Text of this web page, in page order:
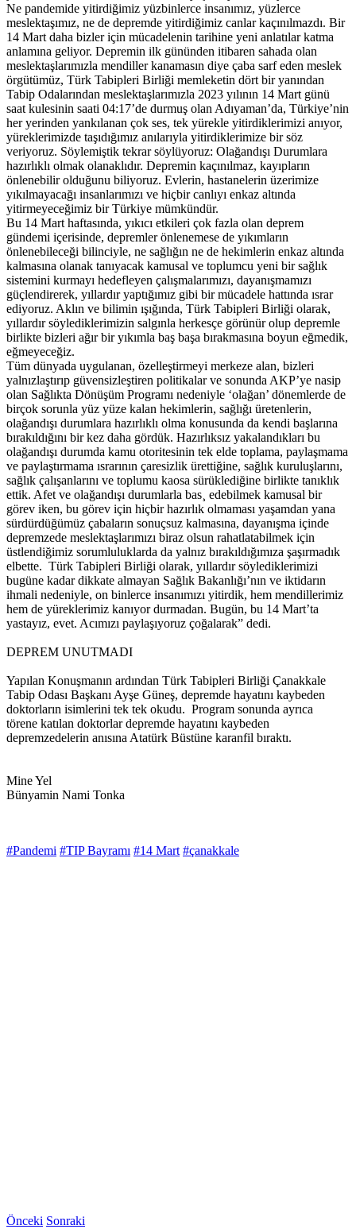
Ne pandemide yitirdiğimiz yüzbinlerce insanımız, yüzlerce
meslektaşımız, ne de depremde yitirdiğimiz canlar kaçınılmazdı. Bir
14 Mart daha bizler için mücadelenin tarihine yeni anlatılar katma
anlamına geliyor. Depremin ilk gününden itibaren sahada olan
meslektaşlarımızla mendiller kanamasın diye çaba sarf eden meslek
örgütümüz, Türk Tabipleri Birliği memleketin dört bir yanından
Tabip Odalarından meslektaşlarımızla 2023 yılının 14 Mart günü
saat kulesinin saati 04:17’de durmuş olan Adıyaman’da, Türkiye’nin
her yerinden yankılanan çok ses, tek yürekle yitirdiklerimizi anıyor,
yüreklerimizde taşıdığımız anılarıyla yitirdiklerimize bir söz
veriyoruz. Söylemiştik tekrar söylüyoruz: Olağandışı Durumlara
hazırlıklı olmak olanaklıdır. Depremin kaçınılmaz, kayıpların
önlenebilir olduğunu biliyoruz. Evlerin, hastanelerin üzerimize
yıkılmayacağı insanlarımızı ve hiçbir canlıyı enkaz altında
yitirmeyeceğimiz bir Türkiye mümkündür.
Bu 14 Mart haftasında, yıkıcı etkileri çok fazla olan deprem
gündemi içerisinde, depremler önlenemese de yıkımların
önlenebileceği bilinciyle, ne sağlığın ne de hekimlerin enkaz altında
kalmasına olanak tanıyacak kamusal ve toplumcu yeni bir sağlık
sistemini kurmayı hedefleyen çalışmalarımızı, dayanışmamızı
güçlendirerek, yıllardır yaptığımız gibi bir mücadele hattında ısrar
ediyoruz. Aklın ve bilimin ışığında, Türk Tabipleri Birliği olarak,
yıllardır söylediklerimizin salgınla herkesçe görünür olup depremle
birlikte bizleri ağır bir yıkımla baş başa bırakmasına boyun eğmedik,
eğmeyeceğiz.
Tüm dünyada uygulanan, özelleştirmeyi merkeze alan, bizleri
yalnızlaştırıp güvensizleştiren politikalar ve sonunda AKP’ye nasip
olan Sağlıkta Dönüşüm Programı nedeniyle ‘olağan’ dönemlerde de
birçok sorunla yüz yüze kalan hekimlerin, sağlığı üretenlerin,
olağandışı durumlara hazırlıklı olma konusunda da kendi başlarına
bırakıldığını bir kez daha gördük. Hazırlıksız yakalandıkları bu
olağandışı durumda kamu otoritesinin tek elde toplama, paylaşmama
ve paylaştırmama ısrarının çaresizlik ürettiğine, sağlık kuruluşlarını,
sağlık çalışanlarını ve toplumu kaosa sürüklediğine birlikte tanıklık
ettik. Afet ve olağandışı durumlarla bas¸ edebilmek kamusal bir
görev iken, bu görev için hiçbir hazırlık olmaması yaşamdan yana
sürdürdüğümüz çabaların sonuçsuz kalmasına, dayanışma içinde
depremzede meslektaşlarımızı biraz olsun rahatlatabilmek için
üstlendiğimiz sorumluluklarda da yalnız bırakıldığımıza şaşırmadık
elbette. Türk Tabipleri Birliği olarak, yıllardır söylediklerimizi
bugüne kadar dikkate almayan Sağlık Bakanlığı’nın ve iktidarın
ihmali nedeniyle, on binlerce insanımızı yitirdik, hem mendillerimiz
hem de yüreklerimiz kanıyor durmadan. Bugün, bu 14 Mart’ta
yastayız, evet. Acımızı paylaşıyoruz çoğalarak” dedi.
DEPREM UNUTMADI
Yapılan Konuşmanın ardından Türk Tabipleri Birliği Çanakkale
Tabip Odası Başkanı Ayşe Güneş, depremde hayatını kaybeden
doktorların isimlerini tek tek okudu. Program sonunda ayrıca
törene katılan doktorlar depremde hayatını kaybeden
depremzedelerin anısına Atatürk Büstüne karanfil bıraktı.
Mine Yel
Bünyamin Nami Tonka
#Pandemi #TIP Bayramı #14 Mart #çanakkale
Önceki Sonraki